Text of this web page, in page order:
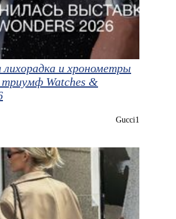
лихорадка и хронометры
Watches &
Gucci1